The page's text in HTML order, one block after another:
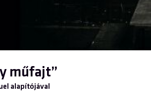
műfajt”
alapítójával